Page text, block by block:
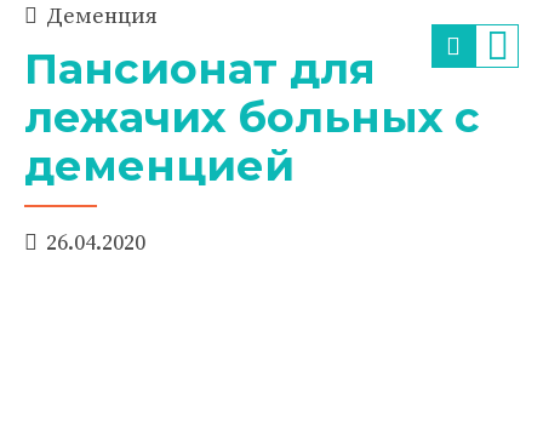
Деменция
Пансионат для
лежачих больных с
деменцией
26.04.2020